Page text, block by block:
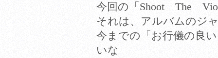
今回の「Shoot The
それは、アルバムのジ
今までの「お行儀の良
いな